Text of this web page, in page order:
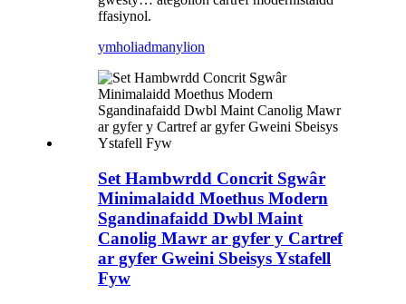
ffasiynol.
ymholiadmanylion
Set Hambwrdd Concrit Sgwâr
Minimalaidd Moethus Modern
Sgandinafaidd Dwbl Maint
Canolig Mawr ar gyfer y Cartref
ar gyfer Gweini Sbeisys Ystafell
Fyw